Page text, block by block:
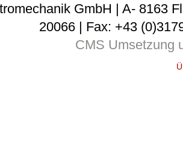
GmbH | A- 8163
20066 | Fax: +43
CMS Umsetzung